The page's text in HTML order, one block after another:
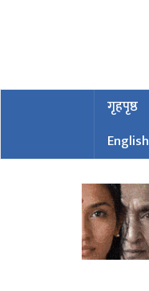
गृहपृष्ठ
English